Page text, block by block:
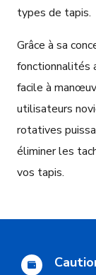
types de tapis.
Grâce à sa
fonctionnalités
facile à
utilisateurs
rotatives
éliminer les
vos tapis.